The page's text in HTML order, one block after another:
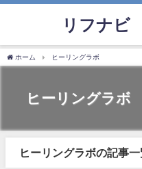
リフナビ
ホーム ヒーリングラボ
ヒーリングラボ
ヒーリングラボの記事一